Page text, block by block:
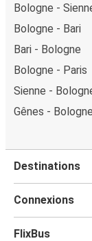
Bologne -
Bologne - Bari
Bari - Bologne
Bologne - Paris
Sienne -
Gênes - Bologne
Destinations
Connexions
FlixBus